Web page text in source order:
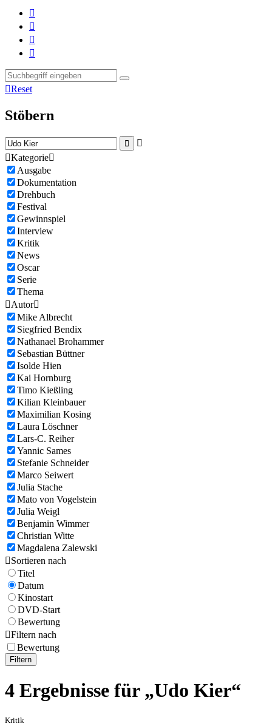




Reset
Stöbern


Kategorie
Ausgabe
Dokumentation
Drehbuch
Festival
Gewinnspiel
Interview
Kritik
News
Oscar
Serie
Thema
Autor
Mike Albrecht
Siegfried Bendix
Nathanael Brohammer
Sebastian Büttner
Isolde Hien
Kai Hornburg
Timo Kießling
Kilian Kleinbauer
Maximilian Kosing
Laura Löschner
Lars-C. Reiher
Yannic Sames
Stefanie Schneider
Marco Seiwert
Julia Stache
Mato von Vogelstein
Julia Weigl
Benjamin Wimmer
Christian Witte
Magdalena Zalewski
Sortieren nach
Titel
Datum
Kinostart
DVD-Start
Bewertung
Filtern nach
Bewertung
Filtern
4 Ergebnisse für „Udo Kier“
Kritik